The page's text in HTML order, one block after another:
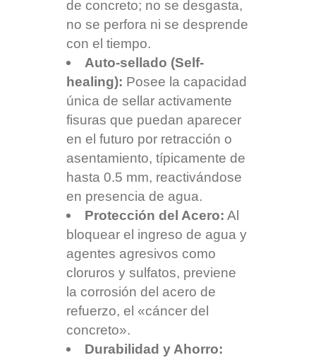
de concreto; no se desgasta,
no se perfora ni se desprende
con el tiempo.
Auto-sellado (Self-
healing): Posee la capacidad
única de sellar activamente
fisuras que puedan aparecer
en el futuro por retracción o
asentamiento, típicamente de
hasta 0.5 mm, reactivándose
en presencia de agua.
Protección del Acero: Al
bloquear el ingreso de agua y
agentes agresivos como
cloruros y sulfatos, previene
la corrosión del acero de
refuerzo, el «cáncer del
concreto».
Durabilidad y Ahorro: